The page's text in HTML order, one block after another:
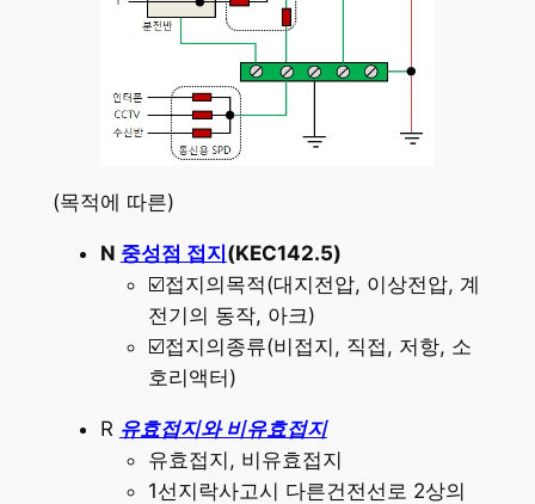
(목적에 따른)
N 중성점 접지(KEC142.5)
☑️접지의목적(대지전압, 이상전압, 계
전기의 동작, 아크)
☑️접지의종류(비접지, 직접, 저항, 소
호리액터)
R 유효접지와 비유효접지
유효접지, 비유효접지
1선지락사고시 다른건전선로 2상의